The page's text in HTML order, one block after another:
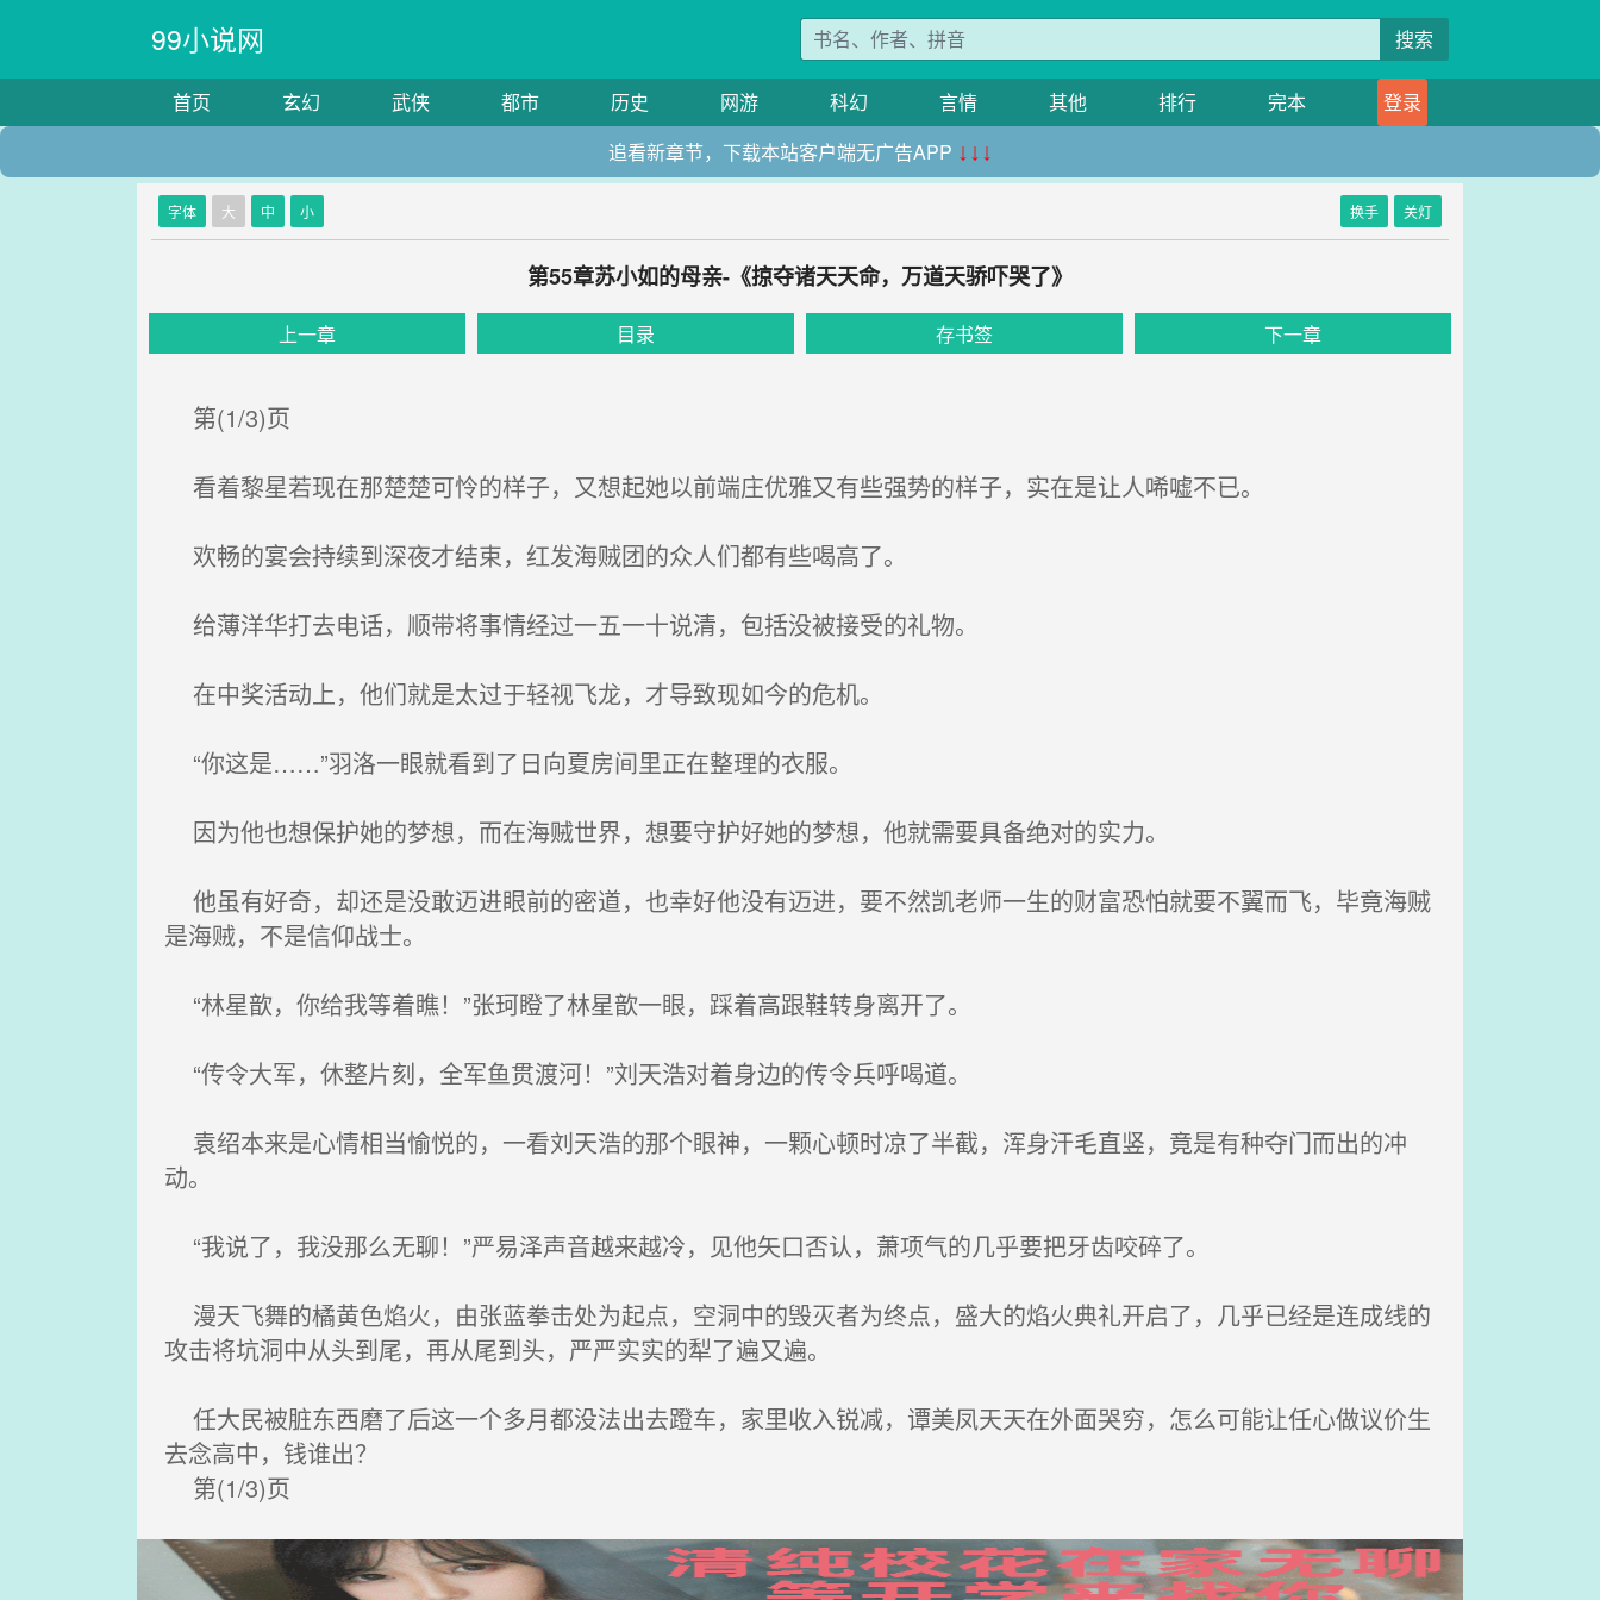
99小说网 搜索
首页 玄幻 武侠 都市 历史 网游 科幻 言情 其他 排行 完本
登录
追看新章节，下载本站客户端无广告APP ↓↓↓
字体 大 中 小 换手 关灯
第55章苏小如的母亲-《掠夺诸天天命，万道天骄吓哭了》
上一章 目录 存书签 下一章
第(1/3)页
看着黎星若现在那楚楚可怜的样子，又想起她以前端庄优雅又有些强势的样子，实在是让人唏嘘不已。
欢畅的宴会持续到深夜才结束，红发海贼团的众人们都有些喝高了。
给薄洋华打去电话，顺带将事情经过一五一十说清，包括没被接受的礼物。
在中奖活动上，他们就是太过于轻视飞龙，才导致现如今的危机。
“你这是……”羽洛一眼就看到了日向夏房间里正在整理的衣服。
因为他也想保护她的梦想，而在海贼世界，想要守护好她的梦想，他就需要具备绝对的实力。
他虽有好奇，却还是没敢迈进眼前的密道，也幸好他没有迈进，要不然凯老师一生的财富恐怕就要不翼而飞，毕竟海贼
是海贼，不是信仰战士。
“林星歆，你给我等着瞧！”张珂瞪了林星歆一眼，踩着高跟鞋转身离开了。
“传令大军，休整片刻，全军鱼贯渡河！”刘天浩对着身边的传令兵呼喝道。
袁绍本来是心情相当愉悦的，一看刘天浩的那个眼神，一颗心顿时凉了半截，浑身汗毛直竖，竟是有种夺门而出的冲
动。
“我说了，我没那么无聊！”严易泽声音越来越冷，见他矢口否认，萧项气的几乎要把牙齿咬碎了。
漫天飞舞的橘黄色焰火，由张蓝拳击处为起点，空洞中的毁灭者为终点，盛大的焰火典礼开启了，几乎已经是连成线的
攻击将坑洞中从头到尾，再从尾到头，严严实实的犁了遍又遍。
任大民被脏东西磨了后这一个多月都没法出去蹬车，家里收入锐减，谭美凤天天在外面哭穷，怎么可能让任心做议价生
去念高中，钱谁出？
第(1/3)页